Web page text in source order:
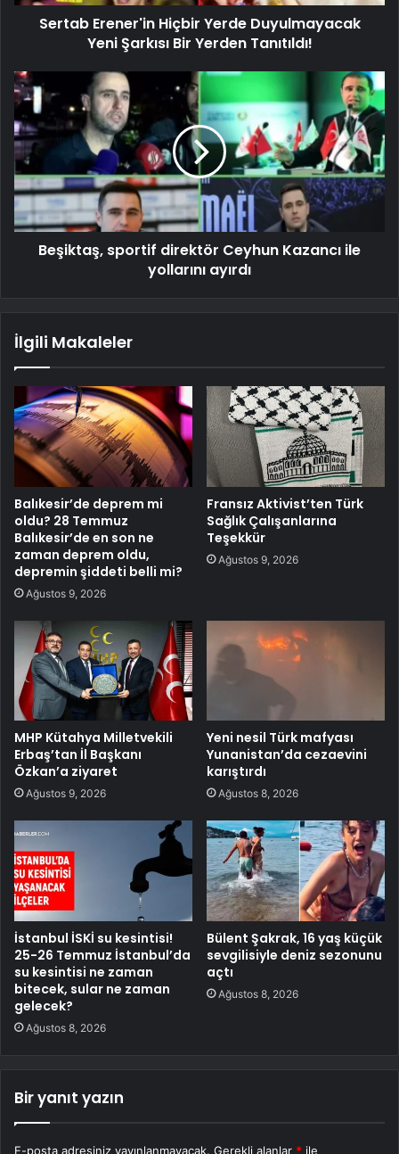
Sertab Erener'in Hiçbir Yerde Duyulmayacak
Yeni Şarkısı Bir Yerden Tanıtıldı!
Beşiktaş, sportif direktör Ceyhun Kazancı ile
yollarını ayırdı
İlgili Makaleler
Balıkesir’de deprem mi
oldu? 28 Temmuz
Balıkesir’de en son ne
zaman deprem oldu,
depremin şiddeti belli mi?
Ağustos 9, 2026
Fransız Aktivist’ten Türk
Sağlık Çalışanlarına
Teşekkür
Ağustos 9, 2026
MHP Kütahya Milletvekili
Erbaş’tan İl Başkanı
Özkan’a ziyaret
Ağustos 9, 2026
Yeni nesil Türk mafyası
Yunanistan’da cezaevini
karıştırdı
Ağustos 8, 2026
İstanbul İSKİ su kesintisi!
25-26 Temmuz İstanbul’da
su kesintisi ne zaman
bitecek, sular ne zaman
gelecek?
Ağustos 8, 2026
Bülent Şakrak, 16 yaş küçük
sevgilisiyle deniz sezonunu
açtı
Ağustos 8, 2026
Bir yanıt yazın
E-posta adresiniz yayınlanmayacak. Gerekli alanlar * ile